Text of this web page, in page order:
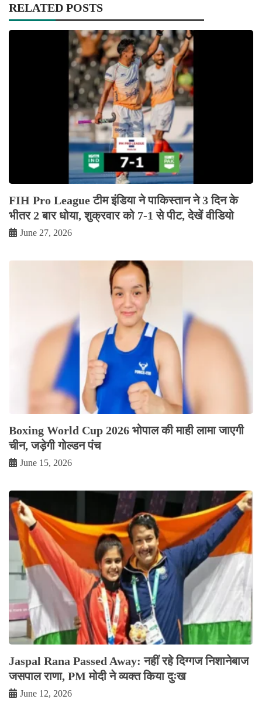
RELATED POSTS
FIH Pro League टीम इंडिया ने पाकिस्तान ने 3 दिन के
भीतर 2 बार धोया, शुक्रवार को 7-1 से पीट, देखें वीडियो
June 27, 2026
Boxing World Cup 2026 भोपाल की माही लामा जाएगी
चीन, जड़ेगी गोल्डन पंच
June 15, 2026
Jaspal Rana Passed Away: नहीं रहे दिग्गज निशानेबाज
जसपाल राणा, PM मोदी ने व्यक्त किया दुःख
June 12, 2026